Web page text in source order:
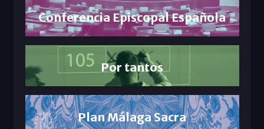
Conferencia Episcopal Española
Por tantos
Plan Málaga Sacra